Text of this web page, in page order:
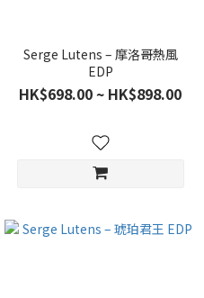
Serge Lutens – 摩洛哥熱風
EDP
HK$698.00 ~ HK$898.00